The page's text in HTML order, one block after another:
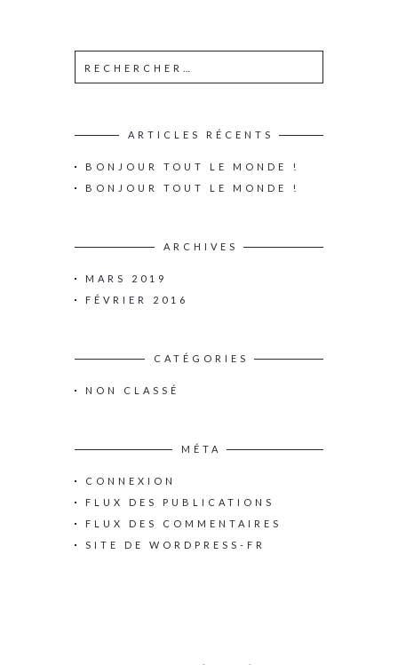
ARTICLES RÉCENTS
BONJOUR TOUT LE MONDE !
BONJOUR TOUT LE MONDE !
ARCHIVES
MARS 2019
FÉVRIER 2016
CATÉGORIES
NON CLASSÉ
MÉTA
CONNEXION
FLUX DES PUBLICATIONS
FLUX DES COMMENTAIRES
SITE DE WORDPRESS-FR